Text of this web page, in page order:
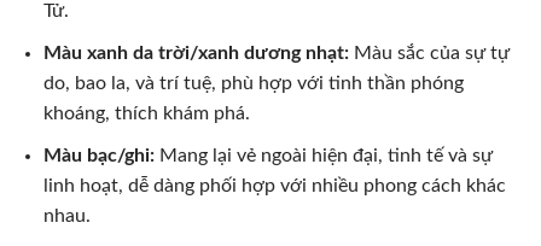
Tử.
Màu xanh da trời/xanh dương nhạt:Màu sắc của sự tự
do, bao la, và trí tuệ, phù hợp với tinh thần phóng
khoáng, thích khám phá.
Màu bạc/ghi:Mang lại vẻ ngoài hiện đại, tinh tế và sự
linh hoạt, dễ dàng phối hợp với nhiều phong cách khác
nhau.